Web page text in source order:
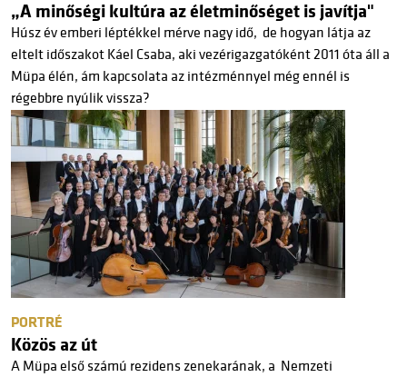
„A minőségi kultúra az életminőséget is javítja"
Húsz év emberi léptékkel mérve nagy idő, de hogyan látja az
eltelt időszakot Káel Csaba, aki vezérigazgatóként 2011 óta áll a
Müpa élén, ám kapcsolata az intézménnyel még ennél is
régebbre nyúlik vissza?
PORTRÉ
Közös az út
A Müpa első számú rezidens zenekarának, a Nemzeti